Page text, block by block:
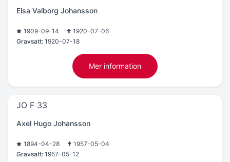
Elsa Valborg Johansson
1909-09-14
1920-07-06
Gravsatt: 1920-07-18
Mer information
JO F 33
Axel Hugo Johansson
1894-04-28
1957-05-04
Gravsatt: 1957-05-12